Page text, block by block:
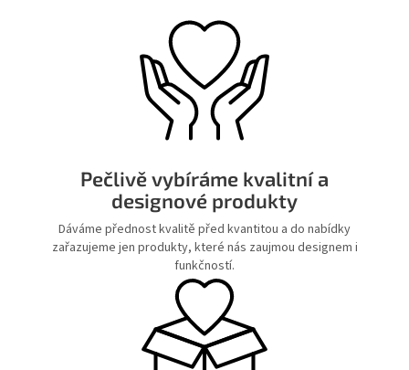
Pečlivě vybíráme kvalitní a
designové produkty
Dáváme přednost kvalitě před kvantitou a do nabídky
zařazujeme jen produkty, které nás zaujmou designem i
funkčností.